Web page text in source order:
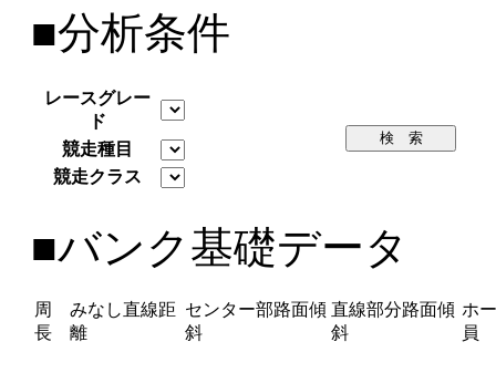
■分析条件
レースグレー
ド
検 索
競走種目
競走クラス
■バンク基礎データ
周
長
みなし直線距
離
センター部路面傾
斜
直線部分路面傾
斜
ホ
員